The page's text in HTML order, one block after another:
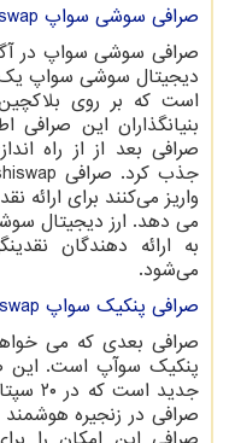
صرافی سوشی سواپ
دیجیتال سوشی سواپ یک
است که بر روی
بنیانگذاران این
صرافی بعد از از راه
جذب کرد. صرافی
واریز می‌کنند برای ارائه
می دهد. ارز دیجیتال
به ارائه دهندگان
می‌شود.
صرافی پنکیک سواپ
صرافی بعدی که می
پنکیک سوآپ است. این
صرافی در زنجیره